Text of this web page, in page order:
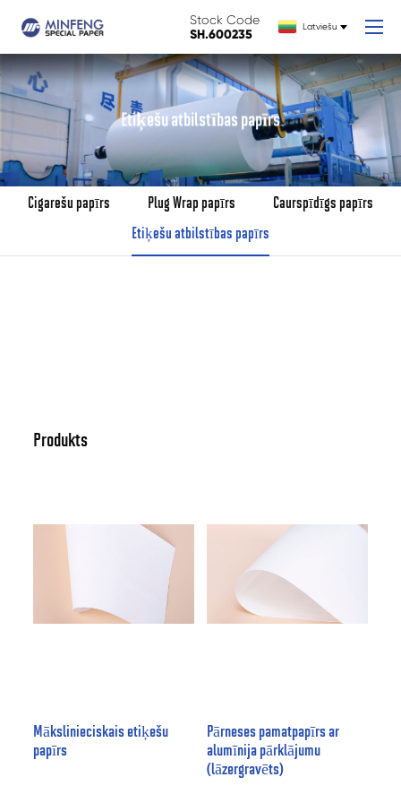
Stock Code
SH.600235 Latviešu
Etiķešu atbilstības papīrs
Cigarešu papīrs Plug Wrap papīrs
Caurspīdīgs papīrs
Etiķešu atbilstības papīrs
Produkts
Mākslinieciskais etiķešu
papīrs
Pārneses pamatpapīrs ar
alumīnija pārklājumu
(lāzergravēts)